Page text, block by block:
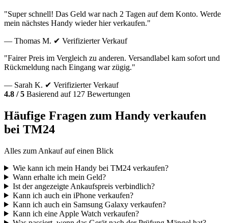
"Super schnell! Das Geld war nach 2 Tagen auf dem Konto. Werde
mein nächstes Handy wieder hier verkaufen."
— Thomas M. ✔ Verifizierter Verkauf
"Fairer Preis im Vergleich zu anderen. Versandlabel kam sofort und
Rückmeldung nach Eingang war zügig."
— Sarah K. ✔ Verifizierter Verkauf
4.8 / 5 Basierend auf 127 Bewertungen
Häufige Fragen zum Handy verkaufen
bei TM24
Alles zum Ankauf auf einen Blick
Wie kann ich mein Handy bei TM24 verkaufen?
Wann erhalte ich mein Geld?
Ist der angezeigte Ankaufspreis verbindlich?
Kann ich auch ein iPhone verkaufen?
Kann ich auch ein Samsung Galaxy verkaufen?
Kann ich eine Apple Watch verkaufen?